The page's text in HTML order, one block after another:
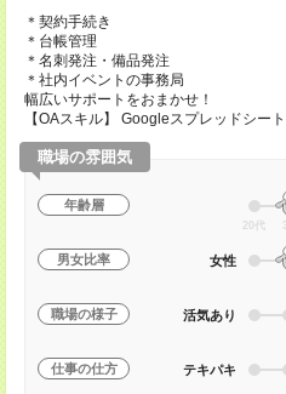
＊契約手続き
＊台帳管理
＊名刺発注・備品発注
＊社内イベントの事務局
幅広いサポートをおまかせ！
【OAスキル】 Googleスプレッドシー
職場の雰囲気
年齢層
20代
男女比率 女性
職場の様子 活気あり
仕事の仕方 テキパキ